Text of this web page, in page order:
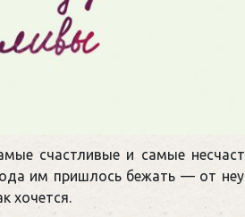
счастливые и самые
им пришлось бежать — от
хочется.